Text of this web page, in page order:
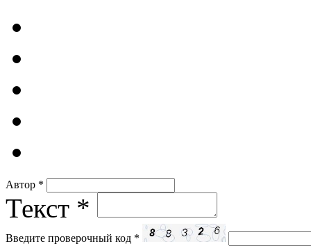
Автор *
Текст *
Введите проверочный код *